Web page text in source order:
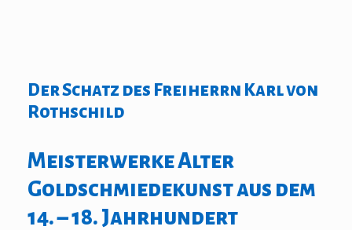
Der Schatz des Freiherrn Karl von
Rothschild
Meisterwerke Alter
Goldschmiedekunst aus dem
14. – 18. Jahrhundert